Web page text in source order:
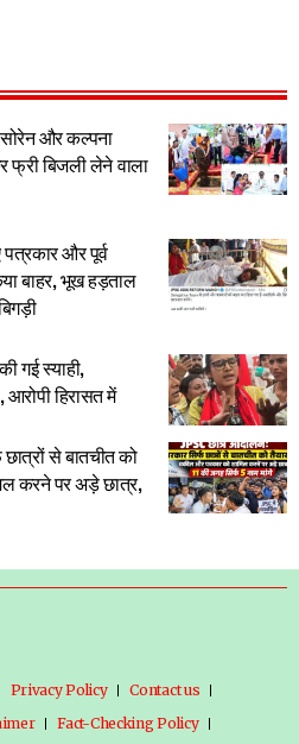
और कल्पना
फ्री बिजली लेने वाला
और पूर्व
बाहर, भूख हड़ताल
गई स्याही,
आरोपी हिरासत में
से बातचीत को
करने पर अड़े छात्र,
Privacy Policy
Contact us
Fact-Checking Policy